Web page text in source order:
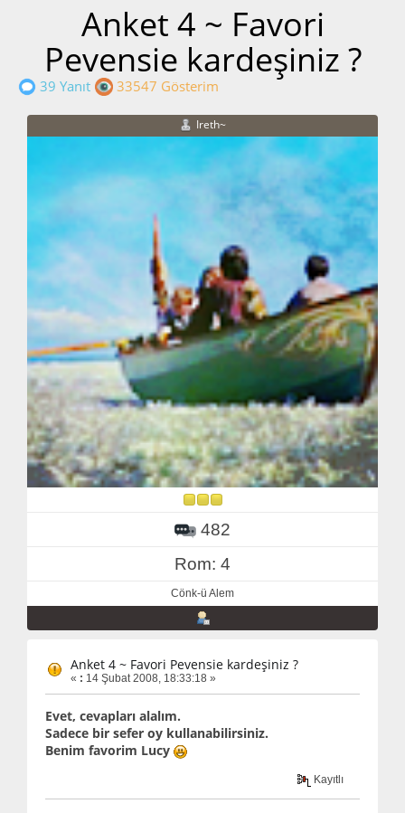
Anket 4 ~ Favori
Pevensie kardeşiniz ?
39 Yanıt 33547 Gösterim
Ireth~
482
Rom: 4
Cönk-ü Alem
Anket 4 ~ Favori Pevensie kardeşiniz ?
« : 14 Şubat 2008, 18:33:18 »
Evet, cevapları alalım.
Sadece bir sefer oy kullanabilirsiniz.
Benim favorim Lucy
Kayıtlı